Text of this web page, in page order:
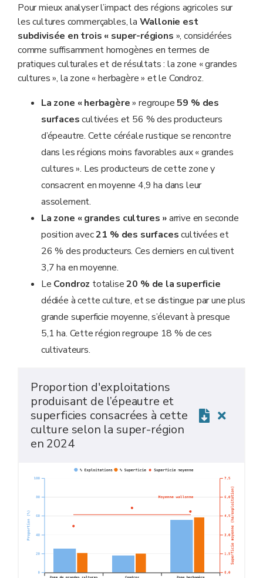
Pour mieux analyser l’impact des régions agricoles sur
les cultures commerçables, la Wallonie est
subdivisée en trois « super-régions », considérées
comme suffisamment homogènes en termes de
pratiques culturales et de résultats : la zone « grandes
cultures », la zone « herbagère » et le Condroz.
La zone « herbagère» regroupe59 % des
surfacescultivées et 56 % des producteurs
d’épeautre. Cette céréale rustique se rencontre
dans les régions moins favorables aux « grandes
cultures ». Les producteurs de cette zone y
consacrent en moyenne 4,9 ha dans leur
assolement.
La zone « grandes cultures »arrive en seconde
position avec21 % des surfacescultivées et
26 % des producteurs. Ces derniers en cultivent
3,7 ha en moyenne.
Le Condroz totalise20 % de la superficie
dédiée à cette culture, et se distingue par une plus
grande superficie moyenne, s’élevant à presque
5,1 ha. Cette région regroupe 18 % de ces
cultivateurs.
Proportion d'exploitations
produisant de l’épeautre et
superficies consacrées à cette
culture selon la super-région
en 2024